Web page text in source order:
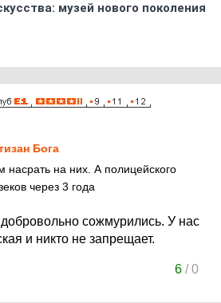
музей нового поколения
Бога
на них. А полицейского
через 3 года
сожмурились. У нас
и никто не запрещает.
6/0